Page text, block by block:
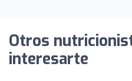
Otros
interesarte